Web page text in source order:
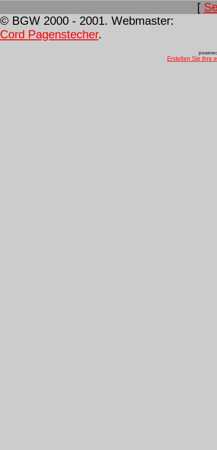
[
© BGW 2000 - 2001. Webmaster:
Cord Pagenstecher.
Erstellen Sie Ihre